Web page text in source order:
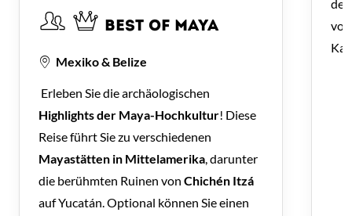
BEST OF MAYA
Mexiko & Belize
Erleben Sie die archäologischen
Highlights der Maya-Hochkultur! Diese
Reise führt Sie zu verschiedenen
Mayastätten in Mittelamerika, darunter
die berühmten Ruinen von Chichén Itzá
auf Yucatán. Optional können Sie einen